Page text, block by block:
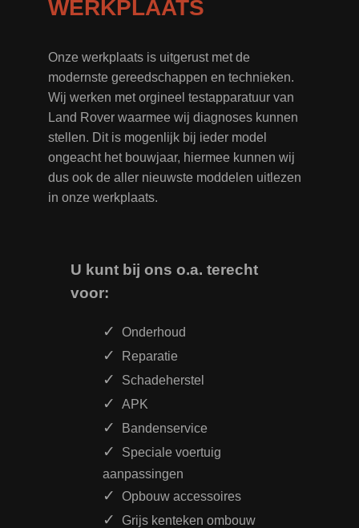
WERKPLAATS
Onze werkplaats is uitgerust met de
modernste gereedschappen en technieken.
Wij werken met orgineel testapparatuur van
Land Rover waarmee wij diagnoses kunnen
stellen. Dit is mogenlijk bij ieder model
ongeacht het bouwjaar, hiermee kunnen wij
dus ook de aller nieuwste moddelen uitlezen
in onze werkplaats.
U kunt bij ons o.a. terecht
voor:
Onderhoud
Reparatie
Schadeherstel
APK
Bandenservice
Speciale voertuig
aanpassingen
Opbouw accessoires
Grijs kenteken ombouw